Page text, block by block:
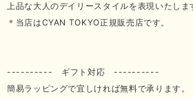
上品な大人のデイリースタイルを表現いたしま
＊当店はCYAN TOKYO正規販売店です。
---------- ギフト対応 ----------
簡易ラッピングで宜しければ無料で承ります。